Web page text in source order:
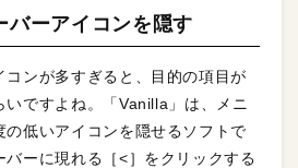
バーアイコンを隠す
コンが多すぎると、目的の項目が
いですよね。「Vanilla」は、メニ
の低いアイコンを隠せるソフトで
ーに現れる［<］をクリックする